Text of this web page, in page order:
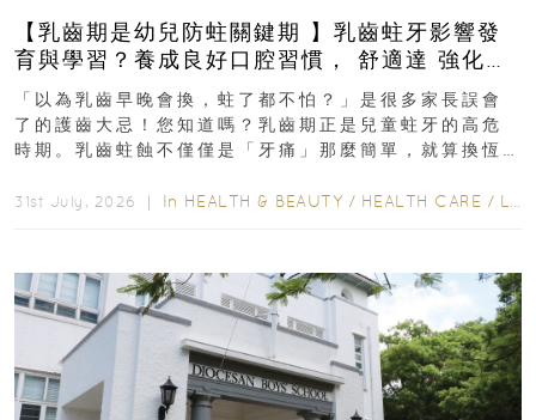
【乳齒期是幼兒防蛀關鍵期 】乳齒蛀牙影響發
育與學習？養成良好口腔習慣， 舒適達 強化琺
瑯質 兒童牙膏防護指南
「以為乳齒早晚會換，蛀了都不怕？」是很多家長誤會
了的護齒大忌！您知道嗎？乳齒期正是兒童蛀牙的高危
時期。乳齒蛀蝕不僅僅是「牙痛」那麼簡單，就算換恆
31st July, 2026 ｜ In HEALTH & BEAUTY / HEALTH CARE / LIFESTYLE